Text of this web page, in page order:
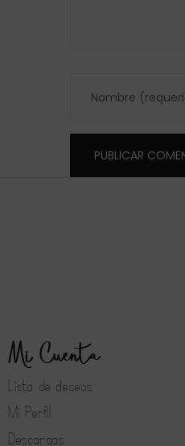
Mi Cuenta
Lista de deseos
Mi Perfil
Descargas